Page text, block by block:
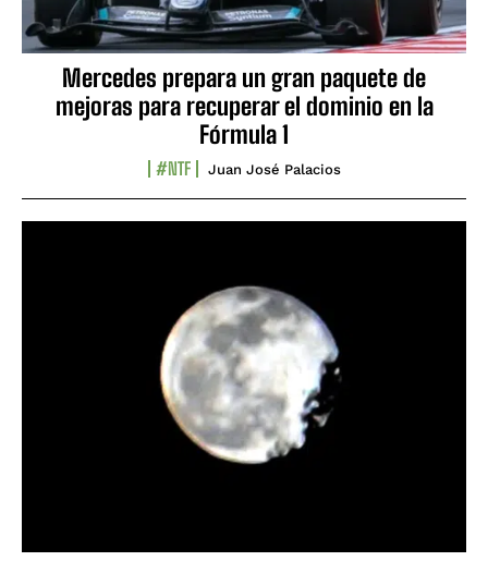
Mercedes prepara un gran paquete de
mejoras para recuperar el dominio en la
Fórmula 1
#NTF Juan José Palacios